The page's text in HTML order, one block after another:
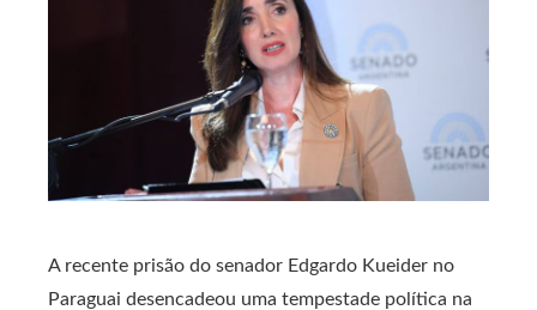
A recente prisão do senador Edgardo Kueider no
Paraguai desencadeou uma tempestade política na